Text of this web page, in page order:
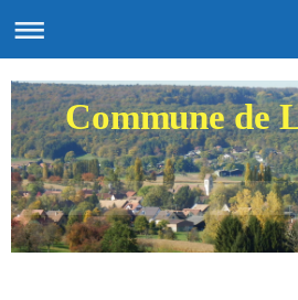
Commune de